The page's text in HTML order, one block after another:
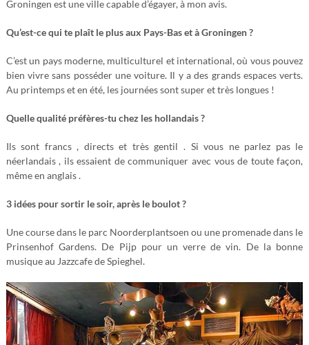
Groningen est une ville capable d’égayer, à mon avis.
Qu’est-ce qui te plaît le plus aux Pays-Bas et à Groningen ?
C’est un pays moderne, multiculturel et international, où vous pouvez
bien vivre sans posséder une voiture. Il y a des grands espaces verts.
Au printemps et en été, les journées sont super et très longues !
Quelle qualité préfères-tu chez les hollandais ?
Ils sont francs , directs et très gentil . Si vous ne parlez pas le
néerlandais , ils essaient de communiquer avec vous de toute façon,
même en anglais .
3 idées pour sortir le soir, après le boulot ?
Une course dans le parc Noorderplantsoen ou une promenade dans le
Prinsenhof Gardens. De Pijp pour un verre de vin. De la bonne
musique au Jazzcafe de Spieghel.